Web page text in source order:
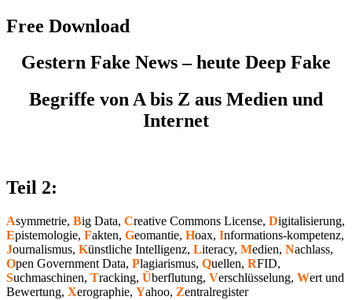
Free Download
Gestern Fake News – heute Deep Fake
Begriffe von A bis Z aus Medien und
Internet
Teil 2:
Asymmetrie, Big Data, Creative Commons License, Digitalisierung,
Epistemologie, Fakten, Geomantie, Hoax, Informations-kompetenz,
Journalismus, Künstliche Intelligenz, Literacy, Medien, Nachlass,
Open Government Data, Plagiarismus, Quellen, RFID,
Suchmaschinen, Tracking, Überflutung, Verschlüsselung, Wert und
Bewertung, Xerographie, Yahoo, Zentralregister